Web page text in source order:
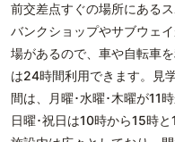
前交差点すぐの場所にある
バンクショップやサブウェ
場があるので、車や自転車
は24時間利用できます。見
間は、月曜･水曜･木曜が11
日曜･祝日は10時から15時